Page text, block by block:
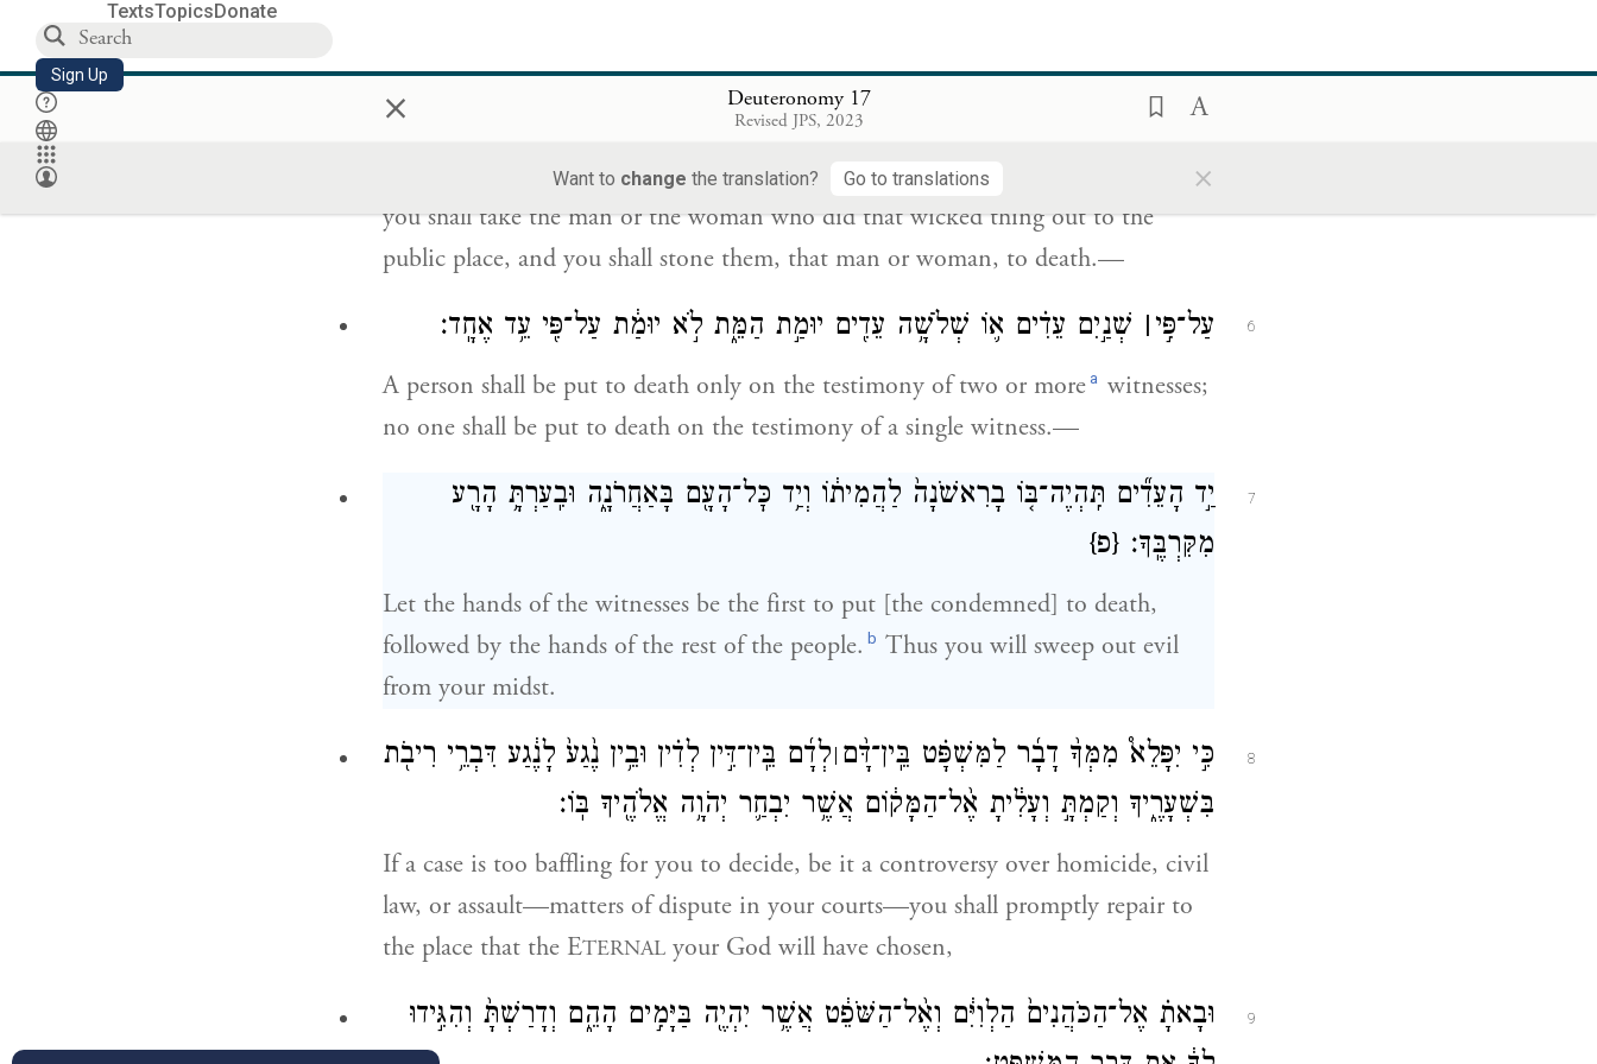
TextsTopicsDonate
Sign Up × Deuteronomy 17
Revised JPS, 2023
Want to change the translation? Go to translations ×
וְהֽוֹצֵאתָ֣ אֶת־הָאִ֣ישׁ הַה֡וּא אוֹ֩ אֶת־הָאִשָּׁ֨ה הַהִ֜וא אֲשֶׁ֣ר עָ֠שׂ֠וּ אֶת־הַדָּבָ֨ר הָרָ֤ע הַזֶּה֙
you shall take the man or the woman who did that wicked thing out to the
public place, and you shall stone them, that man or woman, to death.—
6 עַל־פִּ֣י׀ שְׁנַ֣יִם עֵדִ֗ים א֛וֹ שְׁלֹשָׁ֥ה עֵדִ֖ים יוּמַ֣ת הַמֵּ֑ת לֹ֣א יוּמַ֔ת עַל־פִּ֖י עֵ֥ד אֶחָֽד׃
A person shall be put to death only on the testimony of two or more a witnesses;
no one shall be put to death on the testimony of a single witness.—
7
יַ֣ד הָעֵדִ֞ים תִּֽהְיֶה־בּ֤וֹ בָרִאשֹׁנָה֙ לַהֲמִית֔וֹ וְיַ֥ד כׇּל־הָעָ֖ם בָּאַחֲרֹנָ֑ה וּבִֽעַרְתָּ֥ הָרָ֖ע
מִקִּרְבֶּֽךָ׃ {פ}
Let the hands of the witnesses be the first to put [the condemned] to death,
followed by the hands of the rest of the people. b Thus you will sweep out evil
from your midst.
8 כִּ֣י יִפָּלֵא֩ מִמְּךָ֨ דָבָ֜ר לַמִּשְׁפָּ֗ט בֵּֽין־דָּ֨ם ׀לְדָ֜ם בֵּֽין־דִּ֣ין לְדִ֗ין וּבֵ֥ין נֶ֙גַע֙ לָנֶ֔גַע דִּבְרֵ֥י רִיבֹ֖ת
בִּשְׁעָרֶ֑יךָ וְקַמְתָּ֣ וְעָלִ֔יתָ אֶ֨ל־הַמָּק֔וֹם אֲשֶׁ֥ר יִבְחַ֛ר יְהֹוָ֥ה אֱלֹהֶ֖יךָ בּֽוֹ׃
If a case is too baffling for you to decide, be it a controversy over homicide, civil
law, or assault—matters of dispute in your courts—you shall promptly repair to
the place that the ETERNAL your God will have chosen,
9
וּבָאתָ֗ אֶל־הַכֹּהֲנִים֙ הַלְוִיִּ֔ם וְאֶ֨ל־הַשֹּׁפֵ֔ט אֲשֶׁ֥ר יִהְיֶ֖ה בַּיָּמִ֣ים הָהֵ֑ם וְדָרַשְׁתָּ֙ וְהִגִּ֣ידוּ